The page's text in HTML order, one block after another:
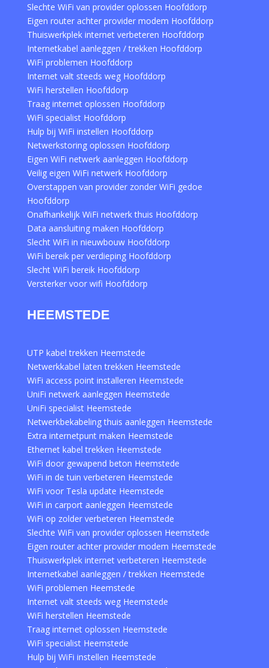
Slechte WiFi van provider oplossen Hoofddorp
Eigen router achter provider modem Hoofddorp
Thuiswerkplek internet verbeteren Hoofddorp
Internetkabel aanleggen / trekken Hoofddorp
WiFi problemen Hoofddorp
Internet valt steeds weg Hoofddorp
WiFi herstellen Hoofddorp
Traag internet oplossen Hoofddorp
WiFi specialist Hoofddorp
Hulp bij WiFi instellen Hoofddorp
Netwerkstoring oplossen Hoofddorp
Eigen WiFi netwerk aanleggen Hoofddorp
Veilig eigen WiFi netwerk Hoofddorp
Overstappen van provider zonder WiFi gedoe
Hoofddorp
Onafhankelijk WiFi netwerk thuis Hoofddorp
Data aansluiting maken Hoofddorp
Slecht WiFi in nieuwbouw Hoofddorp
WiFi bereik per verdieping Hoofddorp
Slecht WiFi bereik Hoofddorp
Versterker voor wifi Hoofddorp
HEEMSTEDE
UTP kabel trekken Heemstede
Netwerkkabel laten trekken Heemstede
WiFi access point installeren Heemstede
UniFi netwerk aanleggen Heemstede
UniFi specialist Heemstede
Netwerkbekabeling thuis aanleggen Heemstede
Extra internetpunt maken Heemstede
Ethernet kabel trekken Heemstede
WiFi door gewapend beton Heemstede
WiFi in de tuin verbeteren Heemstede
WiFi voor Tesla update Heemstede
WiFi in carport aanleggen Heemstede
WiFi op zolder verbeteren Heemstede
Slechte WiFi van provider oplossen Heemstede
Eigen router achter provider modem Heemstede
Thuiswerkplek internet verbeteren Heemstede
Internetkabel aanleggen / trekken Heemstede
WiFi problemen Heemstede
Internet valt steeds weg Heemstede
WiFi herstellen Heemstede
Traag internet oplossen Heemstede
WiFi specialist Heemstede
Hulp bij WiFi instellen Heemstede